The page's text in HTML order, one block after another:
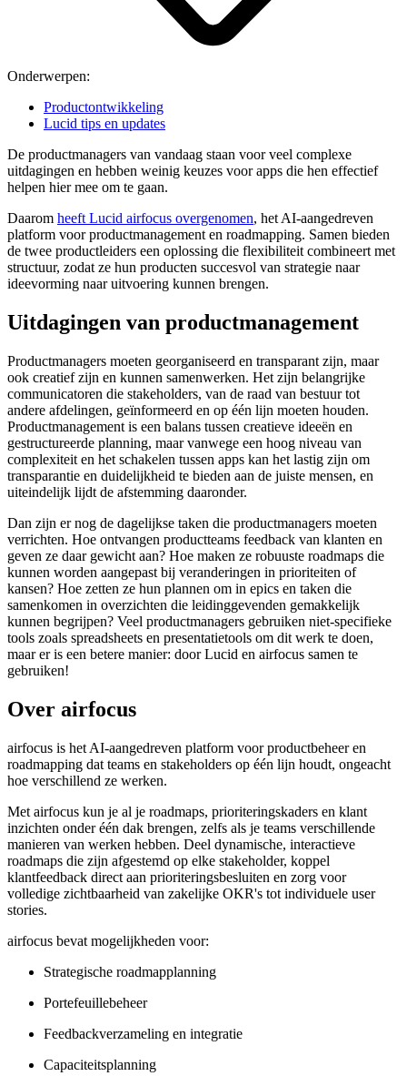
Onderwerpen:
Productontwikkeling
Lucid tips en updates
De productmanagers van vandaag staan voor veel complexe
uitdagingen en hebben weinig keuzes voor apps die hen effectief
helpen hier mee om te gaan.
Daarom heeft Lucid airfocus overgenomen, het AI-aangedreven
platform voor productmanagement en roadmapping. Samen bieden
de twee productleiders een oplossing die flexibiliteit combineert met
structuur, zodat ze hun producten succesvol van strategie naar
ideevorming naar uitvoering kunnen brengen.
Uitdagingen van productmanagement
Productmanagers moeten georganiseerd en transparant zijn, maar
ook creatief zijn en kunnen samenwerken. Het zijn belangrijke
communicatoren die stakeholders, van de raad van bestuur tot
andere afdelingen, geïnformeerd en op één lijn moeten houden.
Productmanagement is een balans tussen creatieve ideeën en
gestructureerde planning, maar vanwege een hoog niveau van
complexiteit en het schakelen tussen apps kan het lastig zijn om
transparantie en duidelijkheid te bieden aan de juiste mensen, en
uiteindelijk lijdt de afstemming daaronder.
Dan zijn er nog de dagelijkse taken die productmanagers moeten
verrichten. Hoe ontvangen productteams feedback van klanten en
geven ze daar gewicht aan? Hoe maken ze robuuste roadmaps die
kunnen worden aangepast bij veranderingen in prioriteiten of
kansen? Hoe zetten ze hun plannen om in epics en taken die
samenkomen in overzichten die leidinggevenden gemakkelijk
kunnen begrijpen? Veel productmanagers gebruiken niet-specifieke
tools zoals spreadsheets en presentatietools om dit werk te doen,
maar er is een betere manier: door Lucid en airfocus samen te
gebruiken!
Over airfocus
airfocus is het AI-aangedreven platform voor productbeheer en
roadmapping dat teams en stakeholders op één lijn houdt, ongeacht
hoe verschillend ze werken.
Met airfocus kun je al je roadmaps, prioriteringskaders en klant
inzichten onder één dak brengen, zelfs als je teams verschillende
manieren van werken hebben. Deel dynamische, interactieve
roadmaps die zijn afgestemd op elke stakeholder, koppel
klantfeedback direct aan prioriteringsbesluiten en zorg voor
volledige zichtbaarheid van zakelijke OKR's tot individuele user
stories.
airfocus bevat mogelijkheden voor:
Strategische roadmapplanning
Portefeuillebeheer
Feedbackverzameling en integratie
Capaciteitsplanning